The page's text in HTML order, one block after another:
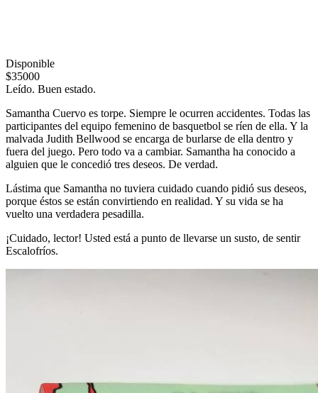
Disponible
$35000
Leído. Buen estado.
Samantha Cuervo es torpe. Siempre le ocurren accidentes. Todas las
participantes del equipo femenino de basquetbol se ríen de ella. Y la
malvada Judith Bellwood se encarga de burlarse de ella dentro y
fuera del juego. Pero todo va a cambiar. Samantha ha conocido a
alguien que le concedió tres deseos. De verdad.
Lástima que Samantha no tuviera cuidado cuando pidió sus deseos,
porque éstos se están convirtiendo en realidad. Y su vida se ha
vuelto una verdadera pesadilla.
¡Cuidado, lector! Usted está a punto de llevarse un susto, de sentir
Escalofríos.